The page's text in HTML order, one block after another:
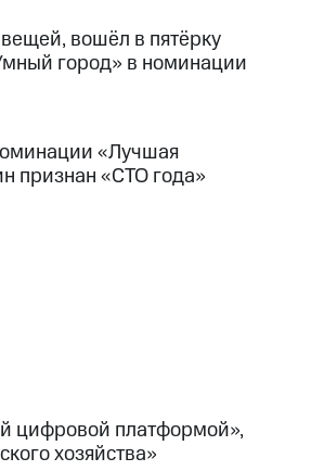
вошёл в пятёрку
город» в номинации
«Лучшая
признан «СТО года»
цифровой платформой»,
хозяйства»